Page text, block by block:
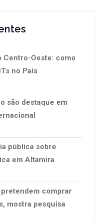
Centro-Oeste: como
no País
são destaque em
pública sobre
em Altamira
comprar
mostra pesquisa